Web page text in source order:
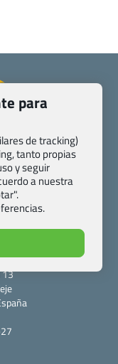
específicas
agencias
generales
Transparencia
13
para
de tracking)
tanto propias
y seguir
a nuestra